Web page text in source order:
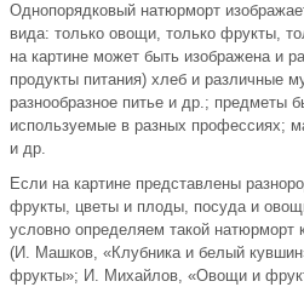
Однопорядковый натюрморт
вида: только овощи, только фрукты,
на картине может быть изображена и
продукты питания) хлеб и различные
разнообразное питье и др.; предметы
используемые в разных профессиях;
и др.
Если на картине представлены
фрукты, цветы и плоды, посуда и
условно определяем такой
(И. Машков, «Клубника и белый
фрукты»; И. Михайлов, «Овощи и